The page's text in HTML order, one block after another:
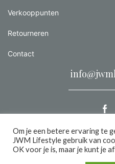
Verkooppunten
Retourneren
Contact
Alle rechten
Om je een betere ervaring te
JWM Lifestyle gebruik van
OK voor je is, maar je kunt je